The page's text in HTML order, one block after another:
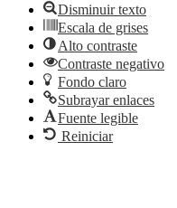
Disminuir texto
Escala de grises
Alto contraste
Contraste negativo
Fondo claro
Subrayar enlaces
Fuente legible
Reiniciar